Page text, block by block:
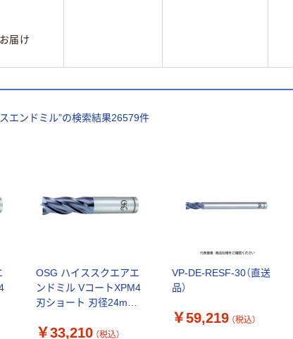
届け
エンドミル”の検索結果26579件
OSG ハイススクエアエ
ンドミル VコートXPM4
刃ショート 刃径24mm
XPM-EMS-24 1本（直送
￥33,210 （税込）
VP-DE-RESF-30（直送
品）
￥59,219 （税込）